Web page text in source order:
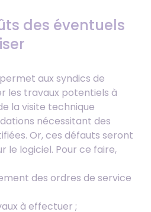
des éventuels
aux syndics de
les travaux potentiels à
la visite technique
nécessitant des
Or, ces défauts seront
logiciel. Pour ce faire,
des ordres de service
à effectuer ;